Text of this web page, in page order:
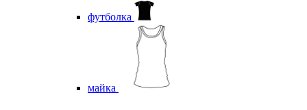
футболка
майка